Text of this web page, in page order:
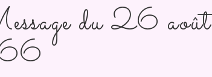
du 26 août